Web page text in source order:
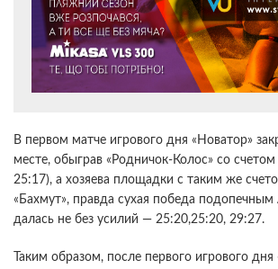
В первом матче игрового дня «Новатор»
месте, обыграв «Родничок-Колос» со
25:17), а хозяева площадки с таким же
«Бахмут», правда сухая победа
далась не без усилий — 25:20,25:20, 29:27.
Таким образом, после первого игрового